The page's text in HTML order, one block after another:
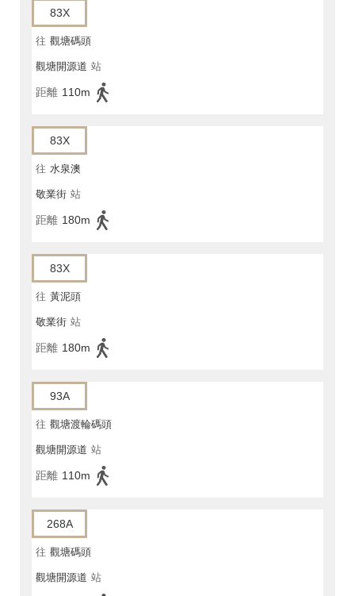
83X
往 觀塘碼頭
觀塘開源道 站
距離 110m
83X
往 水泉澳
敬業街 站
距離 180m
83X
往 黃泥頭
敬業街 站
距離 180m
93A
往 觀塘渡輪碼頭
觀塘開源道 站
距離 110m
268A
往 觀塘碼頭
觀塘開源道 站